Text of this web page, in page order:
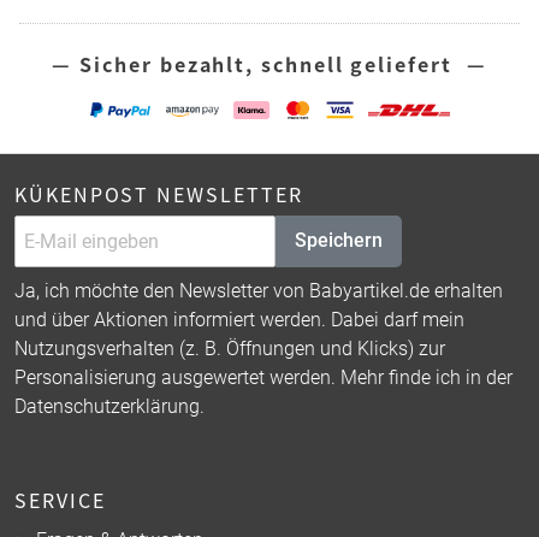
— Sicher bezahlt, schnell geliefert —
KÜKENPOST NEWSLETTER
Speichern
Ja, ich möchte den Newsletter von Babyartikel.de erhalten
und über Aktionen informiert werden. Dabei darf mein
Nutzungsverhalten (z. B. Öffnungen und Klicks) zur
Personalisierung ausgewertet werden. Mehr finde ich in der
Datenschutzerklärung.
SERVICE